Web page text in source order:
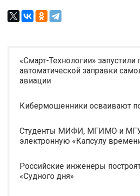
«Смарт-Технологии»
автоматической заправки
авиации
Кибермошенники осваивают
Студенты МИФИ, МГИМО и МГУ
электронную «Капсулу
Российские инженеры
«Судного дня»